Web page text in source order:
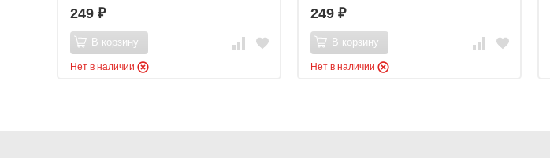
249 ₽
В корзину
Нет в наличии
249 ₽
В корзину
Нет в наличии